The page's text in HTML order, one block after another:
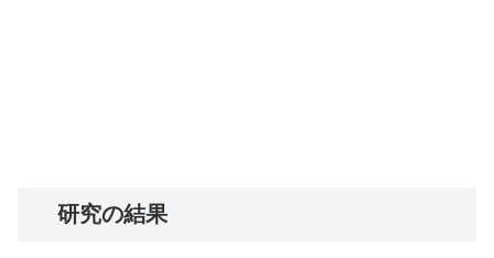
研究の結果